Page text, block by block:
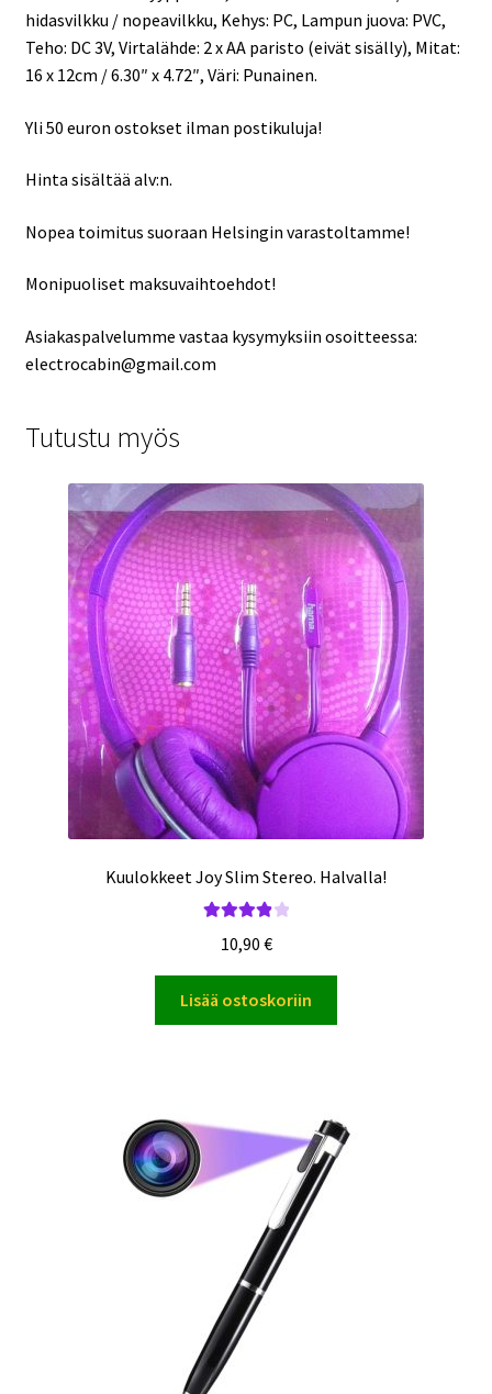
hidasvilkku / nopeavilkku, Kehys: PC, Lampun juova: PVC,
Teho: DC 3V, Virtalähde: 2 x AA paristo (eivät sisälly), Mitat:
16 x 12cm / 6.30″ x 4.72″, Väri: Punainen.
Yli 50 euron ostokset ilman postikuluja!
Hinta sisältää alv:n.
Nopea toimitus suoraan Helsingin varastoltamme!
Monipuoliset maksuvaihtoehdot!
Asiakaspalvelumme vastaa kysymyksiin osoitteessa:
electrocabin@gmail.com
Tutustu myös
Kuulokkeet Joy Slim Stereo. Halvalla!
tuotteesta:
10,90 €
Lisää ostoskoriin